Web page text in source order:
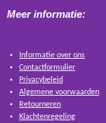
Meer informatie:
Informatie over ons
Contactformulier
Privacybeleid
Algemene voorwaarden
Retourneren
Klachtenregeling